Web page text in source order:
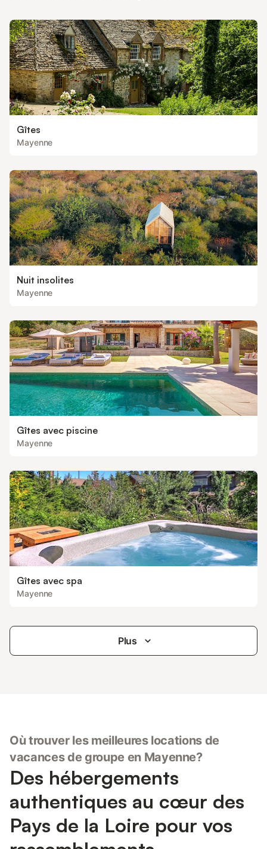
Gîtes
Mayenne
Nuit insolites
Mayenne
Gîtes avec piscine
Mayenne
Gîtes avec spa
Mayenne
Plus
Où trouver les meilleures locations de
vacances de groupe en Mayenne?
Des hébergements
authentiques au cœur des
Pays de la Loire pour vos